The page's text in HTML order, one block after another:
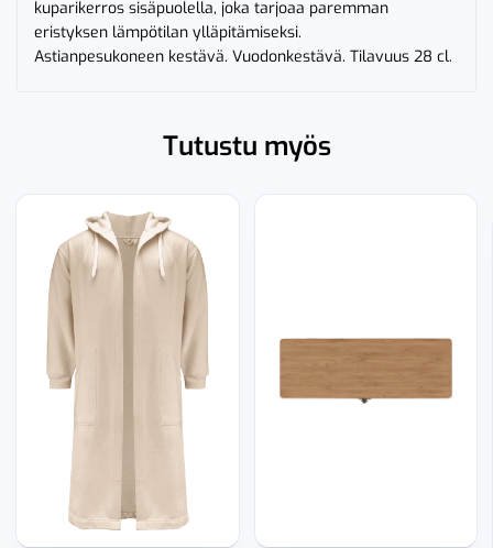
kuparikerros sisäpuolella, joka tarjoaa paremman
eristyksen lämpötilan ylläpitämiseksi.
Astianpesukoneen kestävä. Vuodonkestävä. Tilavuus 28 cl.
Tutustu myös